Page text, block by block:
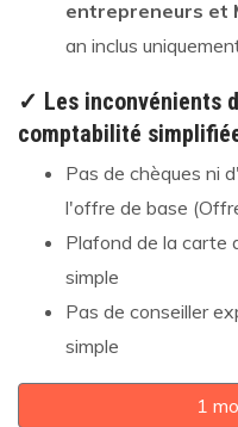
entrepreneurs et
an inclus
✓ Les inconvénients
comptabilité
Pas de chèques ni
l'offre de base
Plafond de la carte
simple
Pas de conseiller
simple
1